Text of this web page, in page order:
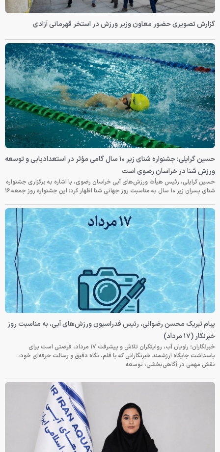
گزارش تصویری حضور معاون وزیر ورزش در استخر قهرمانی آزادی
حسین گرایلی: جشنواره شنای زیر ۱۰ سال گامی مؤثر در استعدادیابی و توسعه
ورزش شنا در خراسان رضوی است
حسین گرایلی، رئیس هیأت ورزش‌های آبی خراسان رضوی، با اشاره به برگزاری جشنواره
شنای پسران زیر ۱۰ سال به مناسبت روز جهانی شنا اظهار کرد: این جشنواره روز جمعه‌ ۱۶
پیام تبریک محسن رضوانی، رئیس فدراسیون ورزش‌های آبی، به مناسبت روز
خبرنگار (۱۷ مرداد)
خبرنگاران؛ راویان آب، روایتگران تلاش و پیشرفت ۱۷ مرداد، فرصتی است برای
پاسداشت جایگاه ارزشمند خبرنگارانی که با قلم، نگاه دقیق و رسالت حرفه‌ای خود،
نقش مهمی در آگاهی‌بخشی، توسعه